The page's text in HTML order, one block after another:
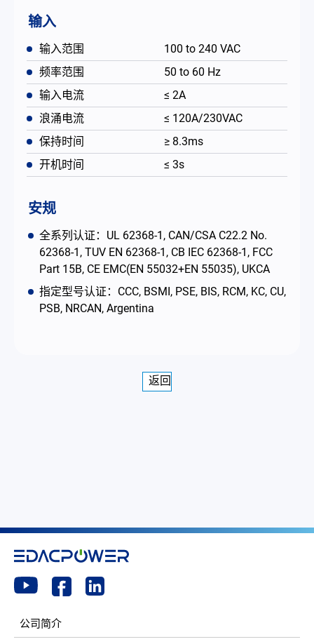
输入
输入范围
100 to 240 VAC
频率范围
50 to 60 Hz
输入电流
≤ 2A
浪涌电流
≤ 120A/230VAC
保持时间
≥ 8.3ms
开机时间
≤ 3s
安规
全系列认证：UL 62368-1, CAN/CSA C22.2 No.
62368-1, TUV EN 62368-1, CB IEC 62368-1, FCC
Part 15B, CE EMC(EN 55032+EN 55035), UKCA
指定型号认证：CCC, BSMI, PSE, BIS, RCM, KC, CU,
PSB, NRCAN, Argentina
返回
公司简介